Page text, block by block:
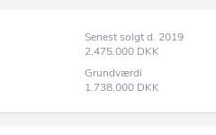
Senest solgt d. 2019
2.475.000 DKK
Grundværdi
1.738.000 DKK